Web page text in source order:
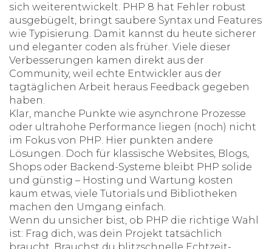
sich weiterentwickelt. PHP 8 hat Fehler robust
ausgebügelt, bringt saubere Syntax und Features
wie Typisierung. Damit kannst du heute sicherer
und eleganter coden als früher. Viele dieser
Verbesserungen kamen direkt aus der
Community, weil echte Entwickler aus der
tagtäglichen Arbeit heraus Feedback gegeben
haben.
Klar, manche Punkte wie asynchrone Prozesse
oder ultrahohe Performance liegen (noch) nicht
im Fokus von PHP. Hier punkten andere
Lösungen. Doch für klassische Websites, Blogs,
Shops oder Backend-Systeme bleibt PHP solide
und günstig – Hosting und Wartung kosten
kaum etwas, viele Tutorials und Bibliotheken
machen den Umgang einfach.
Wenn du unsicher bist, ob PHP die richtige Wahl
ist: Frag dich, was dein Projekt tatsächlich